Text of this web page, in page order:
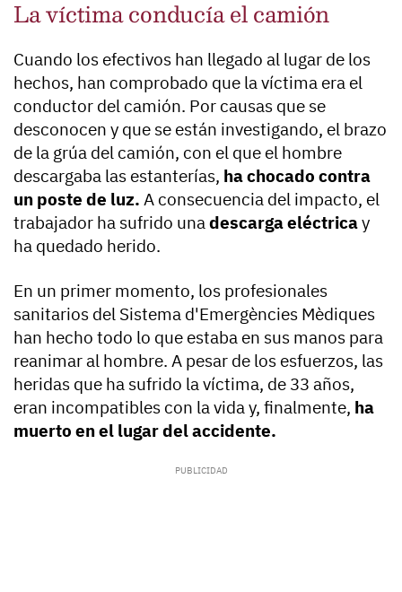
La víctima conducía el camión
Cuando los efectivos han llegado al lugar de los
hechos, han comprobado que la víctima era el
conductor del camión. Por causas que se
desconocen y que se están investigando, el brazo
de la grúa del camión, con el que el hombre
descargaba las estanterías, ha chocado contra
un poste de luz. A consecuencia del impacto, el
trabajador ha sufrido unadescarga eléctricay
ha quedado herido.
En un primer momento, los profesionales
sanitarios del Sistema d'Emergències Mèdiques
han hecho todo lo que estaba en sus manos para
reanimar al hombre. A pesar de los esfuerzos, las
heridas que ha sufrido la víctima, de 33 años,
eran incompatibles con la vida y, finalmente, ha
muerto en el lugar del accidente.